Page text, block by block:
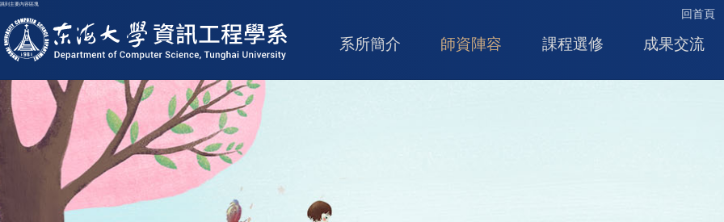
跳到主要內容區塊
回首頁
東海大學logo
系所簡介 師資陣容 課程選修 成果交流